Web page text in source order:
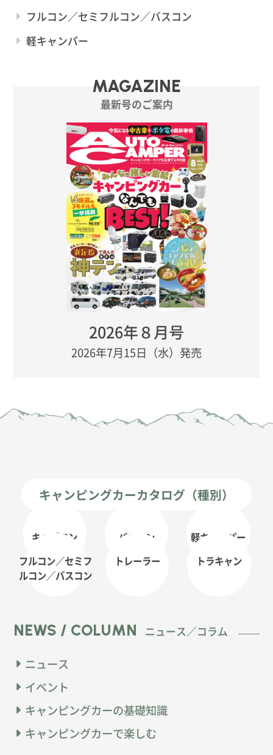
フルコン／セミフルコン／バスコン
軽キャンパー
MAGAZINE
最新号のご案内
2026年８月号
2026年7月15日（水）発売
キャンピングカーカタログ（種別）
キャブコン バンコン
軽キャンパー
フルコン／セミフ
ルコン／バスコン
トレーラー トラキャン
NEWS / COLUMN ニュース／コラム
ニュース
イベント
キャンピングカーの基礎知識
キャンピングカーで楽しむ